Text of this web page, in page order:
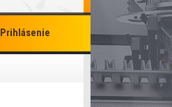
Prihlásenie